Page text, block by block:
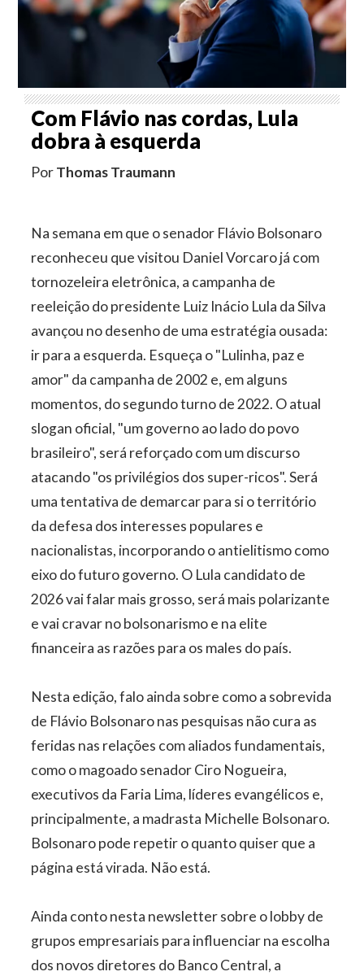
Com Flávio nas cordas, Lula
dobra à esquerda
PorThomas Traumann
Na semana em que o senador Flávio Bolsonaro
reconheceu que visitou Daniel Vorcaro já com
tornozeleira eletrônica, a campanha de
reeleição do presidente Luiz Inácio Lula da Silva
avançou no desenho de uma estratégia ousada:
ir para a esquerda. Esqueça o "Lulinha, paz e
amor" da campanha de 2002 e, em alguns
momentos, do segundo turno de 2022. O atual
slogan oficial, "um governo ao lado do povo
brasileiro", será reforçado com um discurso
atacando "os privilégios dos super-ricos". Será
uma tentativa de demarcar para si o território
da defesa dos interesses populares e
nacionalistas, incorporando o antielitismo como
eixo do futuro governo. O Lula candidato de
2026 vai falar mais grosso, será mais polarizante
e vai cravar no bolsonarismo e na elite
financeira as razões para os males do país.
Nesta edição, falo ainda sobre como a sobrevida
de Flávio Bolsonaro nas pesquisas não cura as
feridas nas relações com aliados fundamentais,
como o magoado senador Ciro Nogueira,
executivos da Faria Lima, líderes evangélicos e,
principalmente, a madrasta Michelle Bolsonaro.
Bolsonaro pode repetir o quanto quiser que a
página está virada. Não está.
Ainda conto nesta newsletter sobre o lobby de
grupos empresariais para influenciar na escolha
dos novos diretores do Banco Central, a